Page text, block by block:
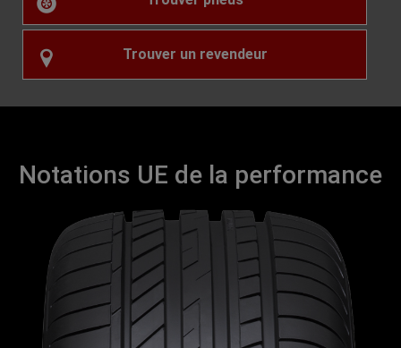
Trouver un revendeur
Notations UE de la performance